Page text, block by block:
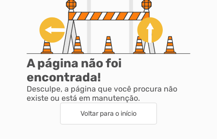
A página não foi
encontrada!
Desculpe, a página que você procura não
existe ou está em manutenção.
Voltar para o início